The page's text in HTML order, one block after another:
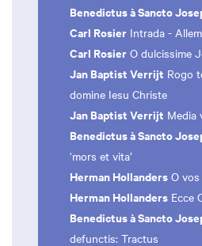
Benedictus à Sancto
Carl Rosier Intrada -
Carl Rosier O dulcissime
Jan Baptist Verrijt Rogo
domine Iesu Christe
Jan Baptist Verrijt Media
Benedictus à Sancto
‘mors et vita’
Herman Hollanders O
Herman Hollanders Ecce
Benedictus à Sancto
defunctis: Tractus